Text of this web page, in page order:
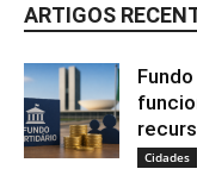
ARTIGOS
Cidades